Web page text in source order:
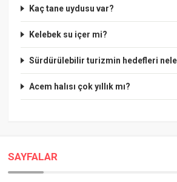
Kaç tane uydusu var?
Kelebek su içer mi?
Sürdürülebilir turizmin hedefleri
Acem halısı çok yıllık mı?
SAYFALAR